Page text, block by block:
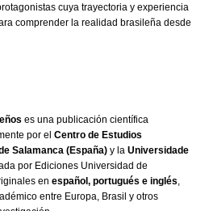
cuya trayectoria y experiencia
comprender la realidad brasileña desde
es una publicación científica
por el Centro de Estudios
Salamanca (España) y la Universidade
por Ediciones Universidad de
en español, portugués e inglés,
entre Europa, Brasil y otros